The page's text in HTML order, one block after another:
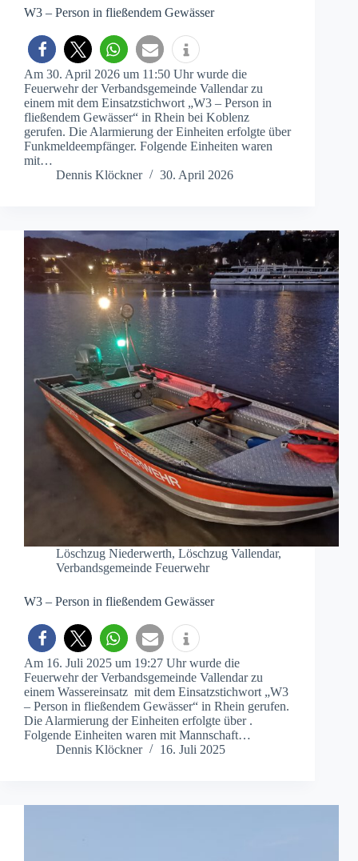
W3 – Person in fließendem Gewässer
Am 30. April 2026 um 11:50 Uhr wurde die
Feuerwehr der Verbandsgemeinde Vallendar zu
einem mit dem Einsatzstichwort „W3 – Person in
fließendem Gewässer“ in Rhein bei Koblenz
gerufen. Die Alarmierung der Einheiten erfolgte über
Funkmeldeempfänger. Folgende Einheiten waren
mit…
Dennis Klöckner
30. April 2026
Löschzug Niederwerth, Löschzug Vallendar,
Verbandsgemeinde Feuerwehr
W3 – Person in fließendem Gewässer
Am 16. Juli 2025 um 19:27 Uhr wurde die
Feuerwehr der Verbandsgemeinde Vallendar zu
einem Wassereinsatz mit dem Einsatzstichwort „W3
– Person in fließendem Gewässer“ in Rhein gerufen.
Die Alarmierung der Einheiten erfolgte über .
Folgende Einheiten waren mit Mannschaft…
Dennis Klöckner
16. Juli 2025